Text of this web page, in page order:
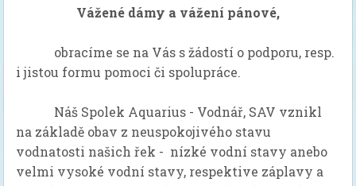
Vážené dámy a vážení pánové,
obracíme se na Vás s žádostí o podporu, resp.
i jistou formu pomoci či spolupráce.
Náš Spolek Aquarius - Vodnář, SAV vznikl
na základě obav z neuspokojivého stavu
vodnatosti našich řek - nízké vodní stavy anebo
velmi vysoké vodní stavy, respektive záplavy a